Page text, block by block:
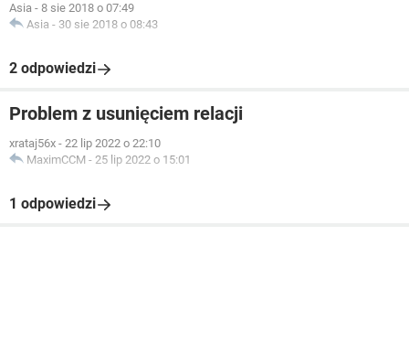
Asia - 8 sie 2018 o 07:49
Asia - 30 sie 2018 o 08:43
2 odpowiedzi
Problem z usunięciem relacji
xrataj56x - 22 lip 2022 o 22:10
MaximCCM - 25 lip 2022 o 15:01
1 odpowiedzi